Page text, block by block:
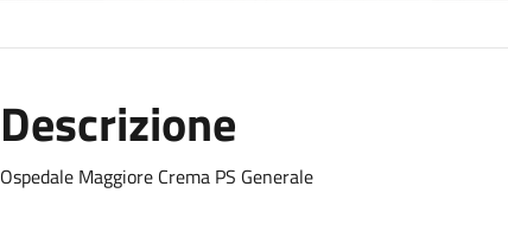
Descrizione
Ospedale Maggiore Crema PS Generale